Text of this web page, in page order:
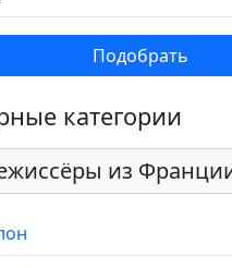
Подобрать
категории
из